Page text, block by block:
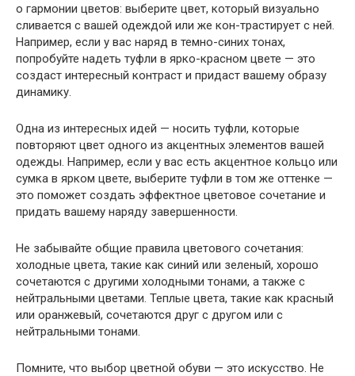
о гармонии цветов: выберите цвет, который визуально
сливается с вашей одеждой или же кон-трастирует с ней.
Например, если у вас наряд в темно-синих тонах,
попробуйте надеть туфли в ярко-красном цвете — это
создаст интересный контраст и придаст вашему образу
динамику.
Одна из интересных идей — носить туфли, которые
повторяют цвет одного из акцентных элементов вашей
одежды. Например, если у вас есть акцентное кольцо или
сумка в ярком цвете, выберите туфли в том же оттенке —
это поможет создать эффектное цветовое сочетание и
придать вашему наряду завершенности.
Не забывайте общие правила цветового сочетания:
холодные цвета, такие как синий или зеленый, хорошо
сочетаются с другими холодными тонами, а также с
нейтральными цветами. Теплые цвета, такие как красный
или оранжевый, сочетаются друг с другом или с
нейтральными тонами.
Помните, что выбор цветной обуви — это искусство. Не